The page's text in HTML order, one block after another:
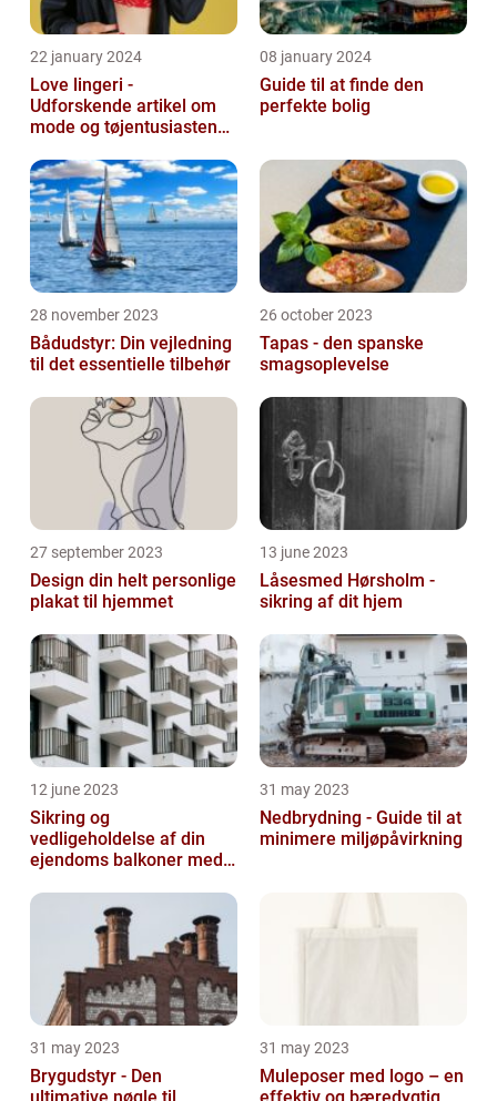
22 january 2024
Love lingeri -
Udforskende artikel om
mode og tøjentusiastens
08 january 2024
Guide til at finde den
perfekte bolig
28 november 2023
Bådudstyr: Din vejledning
til det essentielle tilbehør
26 october 2023
Tapas - den spanske
smagsoplevelse
27 september 2023
Design din helt personlige
plakat til hjemmet
13 june 2023
Låsesmed Hørsholm -
sikring af dit hjem
12 june 2023
Sikring og
vedligeholdelse af din
ejendoms balkoner med
31 may 2023
Nedbrydning - Guide til at
minimere miljøpåvirkning
31 may 2023
Brygudstyr - Den
ultimative nøgle til
31 may 2023
Muleposer med logo – en
effektiv og bæredygtig